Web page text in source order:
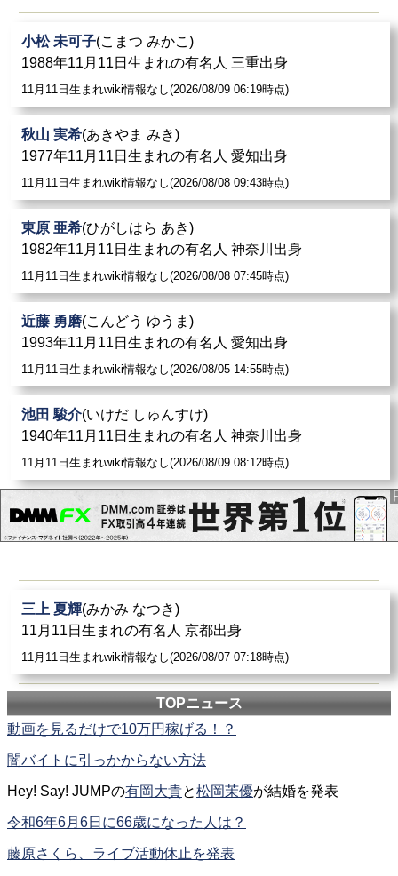
小松 未可子(こまつ みかこ)
1988年11月11日生まれの有名人 三重出身
11月11日生まれwiki情報なし(2026/08/09 06:19時点)
秋山 実希(あきやま みき)
1977年11月11日生まれの有名人 愛知出身
11月11日生まれwiki情報なし(2026/08/08 09:43時点)
東原 亜希(ひがしはら あき)
1982年11月11日生まれの有名人 神奈川出身
11月11日生まれwiki情報なし(2026/08/08 07:45時点)
近藤 勇磨(こんどう ゆうま)
1993年11月11日生まれの有名人 愛知出身
11月11日生まれwiki情報なし(2026/08/05 14:55時点)
池田 駿介(いけだ しゅんすけ)
1940年11月11日生まれの有名人 神奈川出身
11月11日生まれwiki情報なし(2026/08/09 08:12時点)
三上 夏輝(みかみ なつき)
11月11日生まれの有名人 京都出身
11月11日生まれwiki情報なし(2026/08/07 07:18時点)
TOPニュース
動画を見るだけで10万円稼げる！？
闇バイトに引っかからない方法
Hey! Say! JUMPの有岡大貴と松岡茉優が結婚を発表
令和6年6月6日に66歳になった人は？
藤原さくら、ライブ活動休止を発表